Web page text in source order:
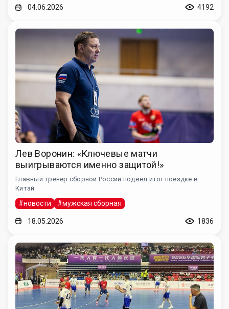
04.06.2026 4192
Лев Воронин: «Ключевые матчи
выигрываются именно защитой!»
Главный тренер сборной России подвел итог поездке в
Китай
#новости #мужская сборная
18.05.2026 1836